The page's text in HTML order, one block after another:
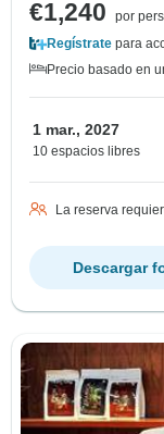
€1,240
por
Regístrate para
Precio basado en
1 mar., 2027
10 espacios libres
La reserva
Descargar